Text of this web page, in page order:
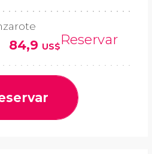
84,9 US$Reservar